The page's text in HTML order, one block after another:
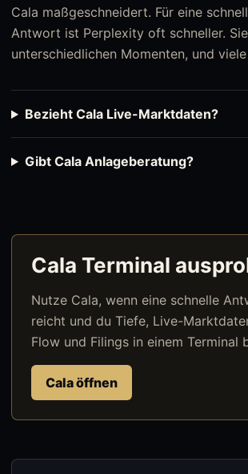
Cala maßgeschneidert. Für eine
Antwort ist Perplexity oft schneller.
unterschiedlichen Momenten, und
Bezieht Cala Live-Marktdaten?
Gibt Cala Anlageberatung?
Cala Terminal
Nutze Cala, wenn eine schnelle
reicht und du Tiefe, Live-
Flow und Filings in einem Terminal
Cala öffnen